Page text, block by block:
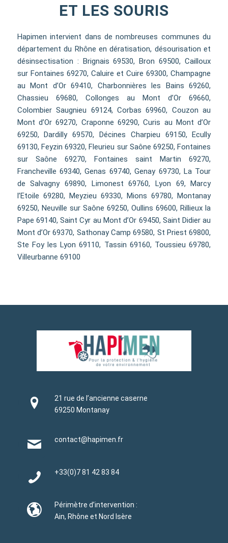
ET LES SOURIS
Hapimen intervient dans de nombreuses communes du
département du Rhône en dératisation, désourisation et
désinsectisation : Brignais 69530, Bron 69500, Cailloux
sur Fontaines 69270, Caluire et Cuire 69300, Champagne
au Mont d’Or 69410, Charbonnières les Bains 69260,
Chassieu 69680, Collonges au Mont d’Or 69660,
Colombier Saugnieu 69124, Corbas 69960, Couzon au
Mont d’Or 69270, Craponne 69290, Curis au Mont d’Or
69250, Dardilly 69570, Décines Charpieu 69150, Ecully
69130, Feyzin 69320, Fleurieu sur Saône 69250, Fontaines
sur Saône 69270, Fontaines saint Martin 69270,
Francheville 69340, Genas 69740, Genay 69730, La Tour
de Salvagny 69890, Limonest 69760, Lyon 69, Marcy
l’Etoile 69280, Meyzieu 69330, Mions 69780, Montanay
69250, Neuville sur Saône 69250, Oullins 69600, Rillieux la
Pape 69140, Saint Cyr au Mont d’Or 69450, Saint Didier au
Mont d’Or 69370, Sathonay Camp 69580, St Priest 69800,
Ste Foy les Lyon 69110, Tassin 69160, Toussieu 69780,
Villeurbanne 69100
21 rue de l’ancienne caserne
69250 Montanay
contact@hapimen.fr
+33(0)7 81 42 83 84
Périmètre d’intervention :
Ain, Rhône et Nord Isère